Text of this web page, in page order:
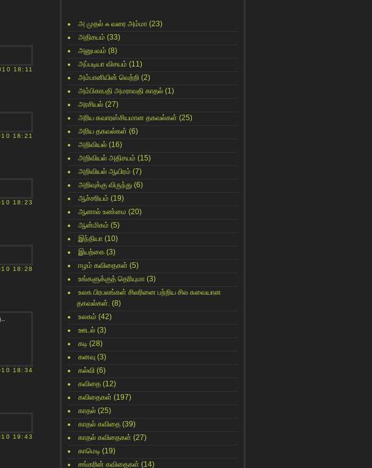
18:11
18:21
18:23
18:28
18:34
19:43
அ முதல் ஃ வரை அம்மா (23)
அதிசயம் (33)
அனுபவம் (8)
அப்படியா விசயம் (11)
அம்பானியின் வெற்றி (2)
அம்பிகாபதி அமராவதி காதல் (1)
அரசியல் (27)
அரிய சுவாரஸ்சியமான தகவல்கள் (25)
அரிய தகவல்கள் (6)
அறிவியல் (16)
அறிவியல் அதிசயம் (15)
அறிவியல் ஆயிரம் (7)
அறிவுக்கு விருந்து (6)
ஆச்சரியம் (19)
ஆனால் உண்மை (20)
ஆன்மிகம் (5)
இந்தியா (10)
இயற்கை (3)
ஈழம் கவிதைகள் (5)
உங்களுக்குத் தெரியுமா (3)
உலக பிரபலங்கள் சிலரினை பற்றிய சில சுவையான
தகவல்கள். (8)
உலகம் (42)
ஊடல் (3)
கடி (28)
கனவு (3)
கல்வி (6)
கவிதை (12)
கவிதைகள் (197)
காதல் (25)
காதல் கவிதை (39)
காதல் கவிதைகள் (27)
காமெடி (19)
சங்கரின் கவிதைகள் (14)